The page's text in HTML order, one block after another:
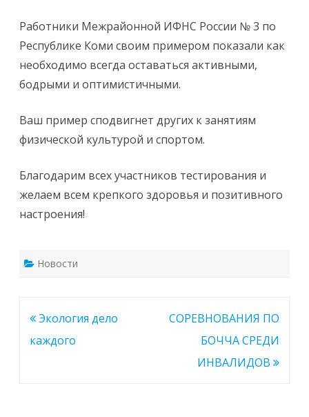
Работники Межрайонной ИФНС России № 3 по
Республике Коми своим примером показали как
необходимо всегда оставаться активными,
бодрыми и оптимистичными.
Ваш пример сподвигнет других к занятиям
физической культурой и спортом.
Благодарим всех участников тестирования и
желаем всем крепкого здоровья и позитивного
настроения!
Новости
Навигация
по
Экология дело
каждого
СОРЕВНОВАНИЯ ПО
БОЧЧА СРЕДИ
ИНВАЛИДОВ